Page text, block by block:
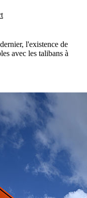
l'existence de
avec les talibans à